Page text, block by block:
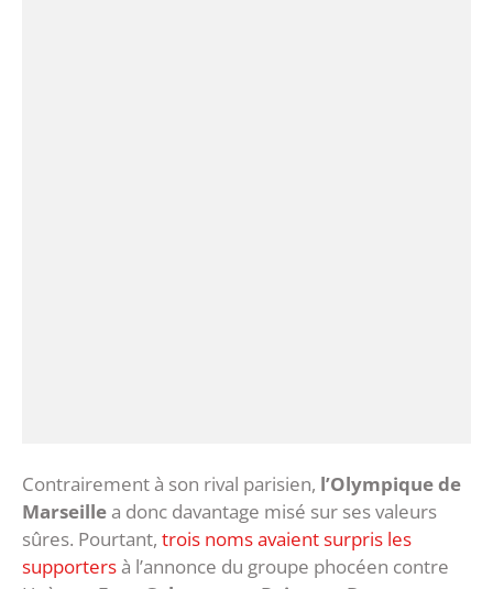
Contrairement à son rival parisien, l’Olympique de
Marseillea donc davantage misé sur ses valeurs
sûres. Pourtant, trois noms avaient surpris les
supportersà l’annonce du groupe phocéen contre